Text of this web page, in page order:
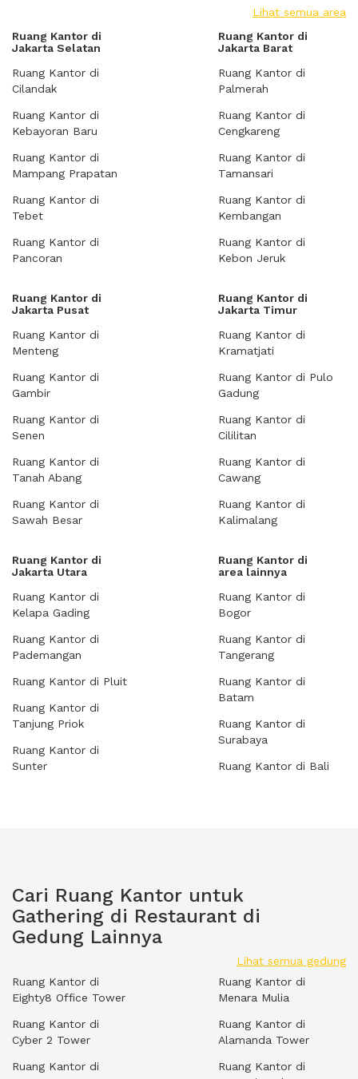
Lihat semua area
Ruang Kantor di
Jakarta Selatan
Ruang Kantor di
Cilandak
Ruang Kantor di
Kebayoran Baru
Ruang Kantor di
Mampang Prapatan
Ruang Kantor di
Tebet
Ruang Kantor di
Pancoran
Ruang Kantor di
Jakarta Barat
Ruang Kantor di
Palmerah
Ruang Kantor di
Cengkareng
Ruang Kantor di
Tamansari
Ruang Kantor di
Kembangan
Ruang Kantor di
Kebon Jeruk
Ruang Kantor di
Jakarta Pusat
Ruang Kantor di
Menteng
Ruang Kantor di
Gambir
Ruang Kantor di
Senen
Ruang Kantor di
Tanah Abang
Ruang Kantor di
Sawah Besar
Ruang Kantor di
Jakarta Timur
Ruang Kantor di
Kramatjati
Ruang Kantor di Pulo
Gadung
Ruang Kantor di
Cililitan
Ruang Kantor di
Cawang
Ruang Kantor di
Kalimalang
Ruang Kantor di
Jakarta Utara
Ruang Kantor di
Kelapa Gading
Ruang Kantor di
Pademangan
Ruang Kantor di Pluit
Ruang Kantor di
Tanjung Priok
Ruang Kantor di
Sunter
Ruang Kantor di
area lainnya
Ruang Kantor di
Bogor
Ruang Kantor di
Tangerang
Ruang Kantor di
Batam
Ruang Kantor di
Surabaya
Ruang Kantor di Bali
Cari Ruang Kantor untuk
Gathering di Restaurant di
Gedung Lainnya
Lihat semua gedung
Ruang Kantor di
Eighty8 Office Tower
Ruang Kantor di
Cyber 2 Tower
Ruang Kantor di
Ruang Kantor di
Menara Mulia
Ruang Kantor di
Alamanda Tower
Ruang Kantor di